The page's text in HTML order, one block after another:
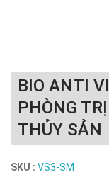
BIO ANTI
PHÒNG
THỦY SẢN
SKU : VS3-SM